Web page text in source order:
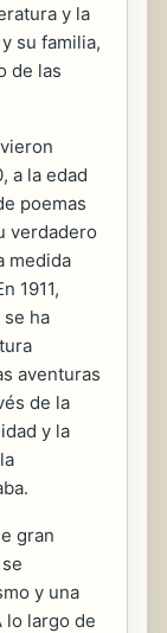
y la
su familia,
de las
a la edad
poemas
verdadero
medida
1911,
se ha
aventuras
de la
y la
gran
y una
lo largo de